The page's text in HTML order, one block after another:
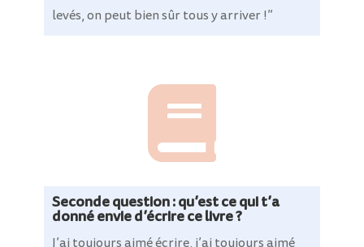
levés, on peut bien sûr tous y arriver !”

Seconde question : qu’est ce qui t’a
donné envie d’écrire ce livre ?
J’ai toujours aimé écrire, j’ai toujours aimé